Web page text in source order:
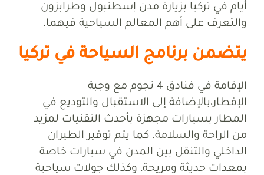
أيام في تركيا بزيارة مدن إسطنبول وطرابزون
والتعرف على أهم المعالم السياحية فيهما.
يتضمن برنامج السياحة في تركيا
الإقامة في فنادق 4 نجوم مع وجبة
الإفطار،بالإضافة إلى الاستقبال والتوديع في
المطار بسيارات مجهزة بأحدث التقنيات لمزيد
من الراحة والسلامة. كما يتم توفير الطيران
الداخلي والتنقل بين المدن في سيارات خاصة
بمعدات حديثة ومريحة، وكذلك جولات سياحية